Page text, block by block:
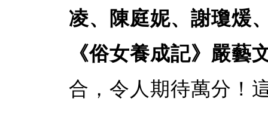
凌、陳庭妮、謝瓊煖
《俗女養成記》嚴藝
合，令人期待萬分！